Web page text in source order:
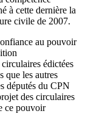
à cette dernière la
civile de 2007.
au pouvoir
édictées
que les autres
députés du CPN
des circulaires
ce pouvoir